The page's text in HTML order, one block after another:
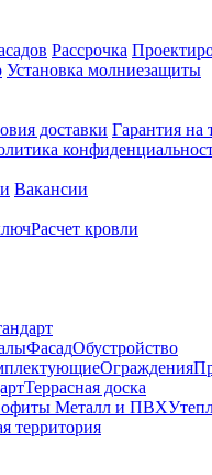
Рассрочка
Установка молниезащиты
доставки Гарантия на
Вакансии
Расчет кровли
ФасадОбустройство
Ограждения
Террасная доска
Металл и ПВХ
территория